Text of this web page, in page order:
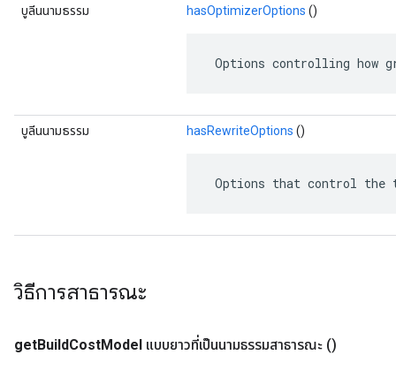
บูลีนนามธรรม hasOptimizerOptions ()
Options controlling how
บูลีนนามธรรม hasRewriteOptions ()
Options that control the
วิธีการสาธารณะ
getBuildCostModel แบบยาวที่เป็นนามธรรมสาธารณะ ()